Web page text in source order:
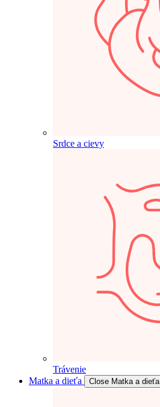
Srdce a cievy
Trávenie
Matka a dieťa
Close Matka a dieťa